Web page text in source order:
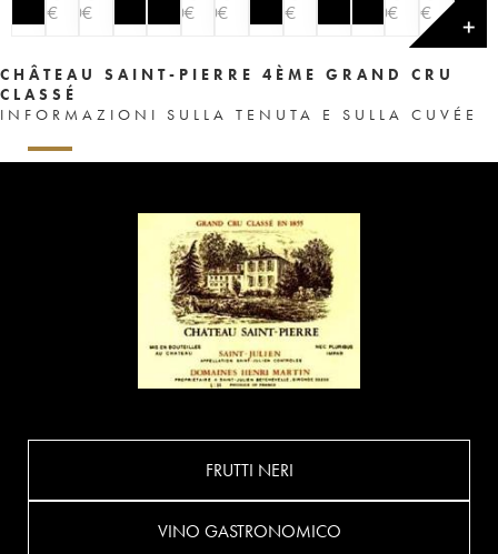
50€ 30€ 30€ 30€ 50€ 50€ 50€
✕
CHÂTEAU SAINT-PIERRE 4ÈME GRAND CRU
CLASSÉ
INFORMAZIONI SULLA TENUTA E SULLA CUVÉE
FRUTTI NERI
VINO GASTRONOMICO